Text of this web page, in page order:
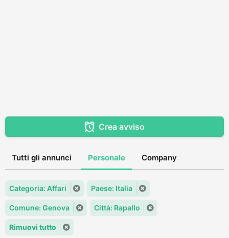
Crea avviso
Tutti gli annunci Personale Company
Categoria: Affari Paese: Italia
Comune: Genova Città: Rapallo
Rimuovi tutto